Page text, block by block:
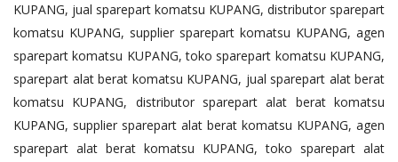
KUPANG, jual sparepart komatsu KUPANG, distributor sparepart
komatsu KUPANG, supplier sparepart komatsu KUPANG, agen
sparepart komatsu KUPANG, toko sparepart komatsu KUPANG,
sparepart alat berat komatsu KUPANG, jual sparepart alat berat
komatsu KUPANG, distributor sparepart alat berat komatsu
KUPANG, supplier sparepart alat berat komatsu KUPANG, agen
sparepart alat berat komatsu KUPANG, toko sparepart alat